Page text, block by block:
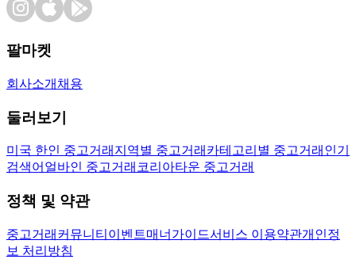
팔마켓
회사소개 채용
둘러보기
미국 한인 중고거래 지역별 중고거래 카테고리별 중고거래 인기
검색어 얼바인 중고거래 코리아타운 중고거래
정책 및 약관
중고거래 커뮤니티 이벤트매너가이드서비스 이용약관개인정
보 처리방침